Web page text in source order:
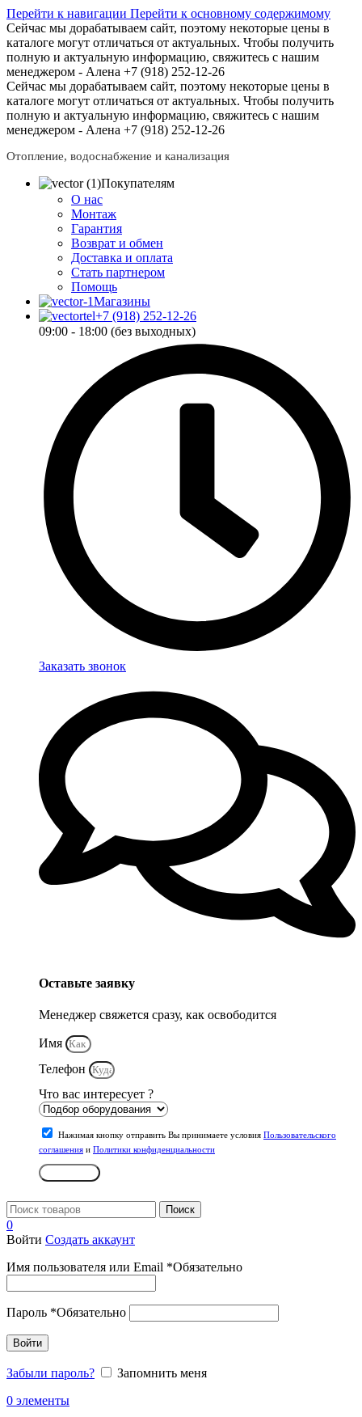
Перейти к навигации Перейти к основному содержимому
Сейчас мы дорабатываем сайт, поэтому некоторые цены в
каталоге могут отличаться от актуальных. Чтобы получить
полную и актуальную информацию, свяжитесь с нашим
менеджером - Алена +7 (918) 252-12-26
Сейчас мы дорабатываем сайт, поэтому некоторые цены в
каталоге могут отличаться от актуальных. Чтобы получить
полную и актуальную информацию, свяжитесь с нашим
менеджером - Алена +7 (918) 252-12-26
Отопление, водоснабжение и канализация
Покупателям
О нас
Монтаж
Гарантия
Возврат и обмен
Доставка и оплата
Стать партнером
Помощь
Магазины
+7 (918) 252-12-26
09:00 - 18:00 (без выходных)
Заказать звонок
Оставьте заявку
Менеджер свяжется сразу, как освободится
Имя
Телефон
Что вас интересует ?
Нажимая кнопку отправить Вы принимаете условия Пользовательского
соглашения и Политики конфиденциальности
Поиск
0
Войти Создать аккаунт
Имя пользователя или Email *Обязательно
Пароль *Обязательно
Войти
Забыли пароль?
Запомнить меня
0 элементы